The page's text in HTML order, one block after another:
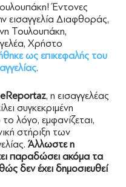
Έντονες
εισαγγελία Διαφθοράς,
Τουλουπάκη,
Χρήστο
ως επικεφαλής του
.
eReportaz, η εισαγγελέας
συγκεκριμένη
λόγο, εμφανίζεται,
στήριξη των
Άλλωστε η
παραδώσει ακόμα τα
δεν έχει δημοσιευθεί